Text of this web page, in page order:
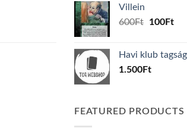
Villein
600Ft
Original
600Ft.
100Ft
Havi klub tagság
1.500Ft
FEATURED PRODUCTS